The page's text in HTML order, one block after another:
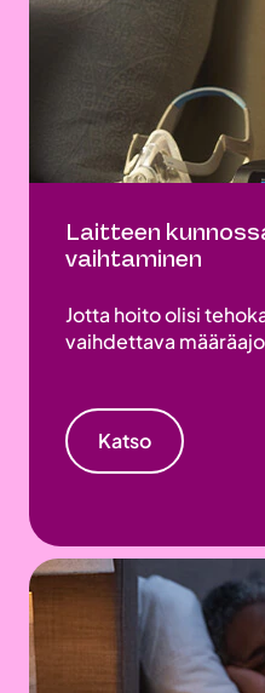
Laitteen
vaihtaminen
Jotta hoito olisi
vaihdettava
Katso